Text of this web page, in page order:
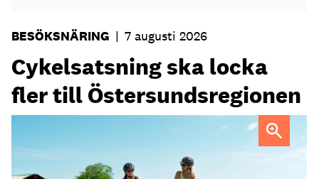
BESÖKSNÄRING | 7 augusti 2026
Cykelsatsning ska locka
fler till Östersundsregionen